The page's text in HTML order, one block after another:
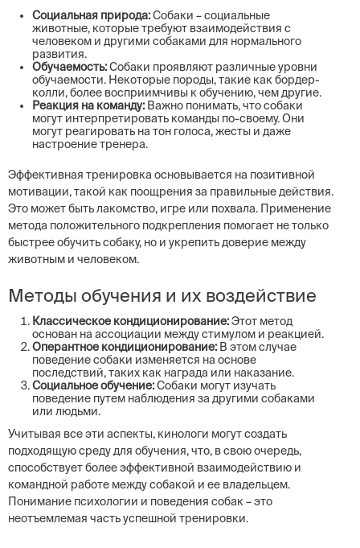
Социальная природа:Собаки – социальные
животные, которые требуют взаимодействия с
человеком и другими собаками для нормального
развития.
Обучаемость:Собаки проявляют различные уровни
обучаемости. Некоторые породы, такие как бордер-
колли, более восприимчивы к обучению, чем другие.
Реакция на команду: Важно понимать, что собаки
могут интерпретировать команды по-своему. Они
могут реагировать на тон голоса, жесты и даже
настроение тренера.
Эффективная тренировка основывается на позитивной
мотивации, такой как поощрения за правильные действия.
Это может быть лакомство, игре или похвала. Применение
метода положительного подкрепления помогает не только
быстрее обучить собаку, но и укрепить доверие между
животным и человеком.
Методы обучения и их воздействие
Классическое кондиционирование:Этот метод
основан на ассоциации между стимулом и реакцией.
Оперантное кондиционирование: В этом случае
поведение собаки изменяется на основе
последствий, таких как награда или наказание.
Социальное обучение:Собаки могут изучать
поведение путем наблюдения за другими собаками
или людьми.
Учитывая все эти аспекты, кинологи могут создать
подходящую среду для обучения, что, в свою очередь,
способствует более эффективной взаимодействию и
командной работе между собакой и ее владельцем.
Понимание психологии и поведения собак – это
неотъемлемая часть успешной тренировки.